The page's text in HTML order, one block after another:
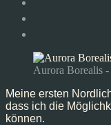
Aurora Borealis
Meine ersten
dass ich die
können.